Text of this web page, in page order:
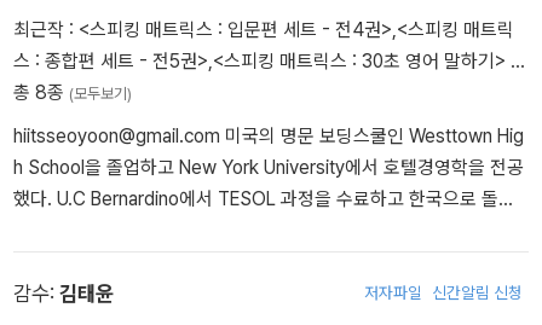
최근작 : <스피킹 매트릭스 : 입문편 세트 - 전4권> <스피킹 매트릭
스 : 종합편 세트 - 전5권> <스피킹 매트릭스 : 30초 영어 말하기> …
총 8종 (모두보기)
hiitsseoyoon@gmail.com 미국의 명문 보딩스쿨인 Westtown Hig
h School을 졸업하고 New York University에서 호텔경영학을 전공
했다. U.C Bernardino에서 TESOL 과정을 수료하고 한국으로 돌아
매트릭스: 30초 영어 말하기』를 집필했다. 미국 Pepperdine Univer
감수: 김태윤 저자파일 신간알림 신청